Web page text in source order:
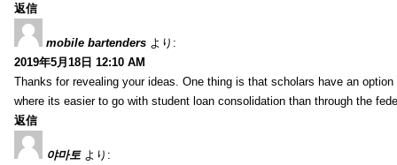
返信
mobile bartenders より:
2019年5月18日 12:10 AM
Thanks for revealing your ideas. One thing is that scholars have an
where its easier to go with student loan consolidation than through the
返信
야마토 より: